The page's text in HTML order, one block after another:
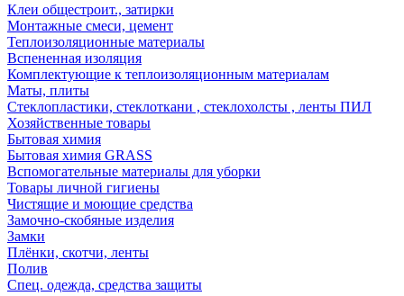
Клеи общестроит., затирки
Монтажные смеси, цемент
Теплоизоляционные материалы
Вспененная изоляция
Комплектующие к теплоизоляционным материалам
Маты, плиты
Стеклопластики, стеклоткани , стеклохолсты , ленты ПИЛ
Хозяйственные товары
Бытовая химия
Бытовая химия GRASS
Вспомогательные материалы для уборки
Товары личной гигиены
Чистящие и моющие средства
Замочно-скобяные изделия
Замки
Плёнки, скотчи, ленты
Полив
Спец. одежда, средства защиты